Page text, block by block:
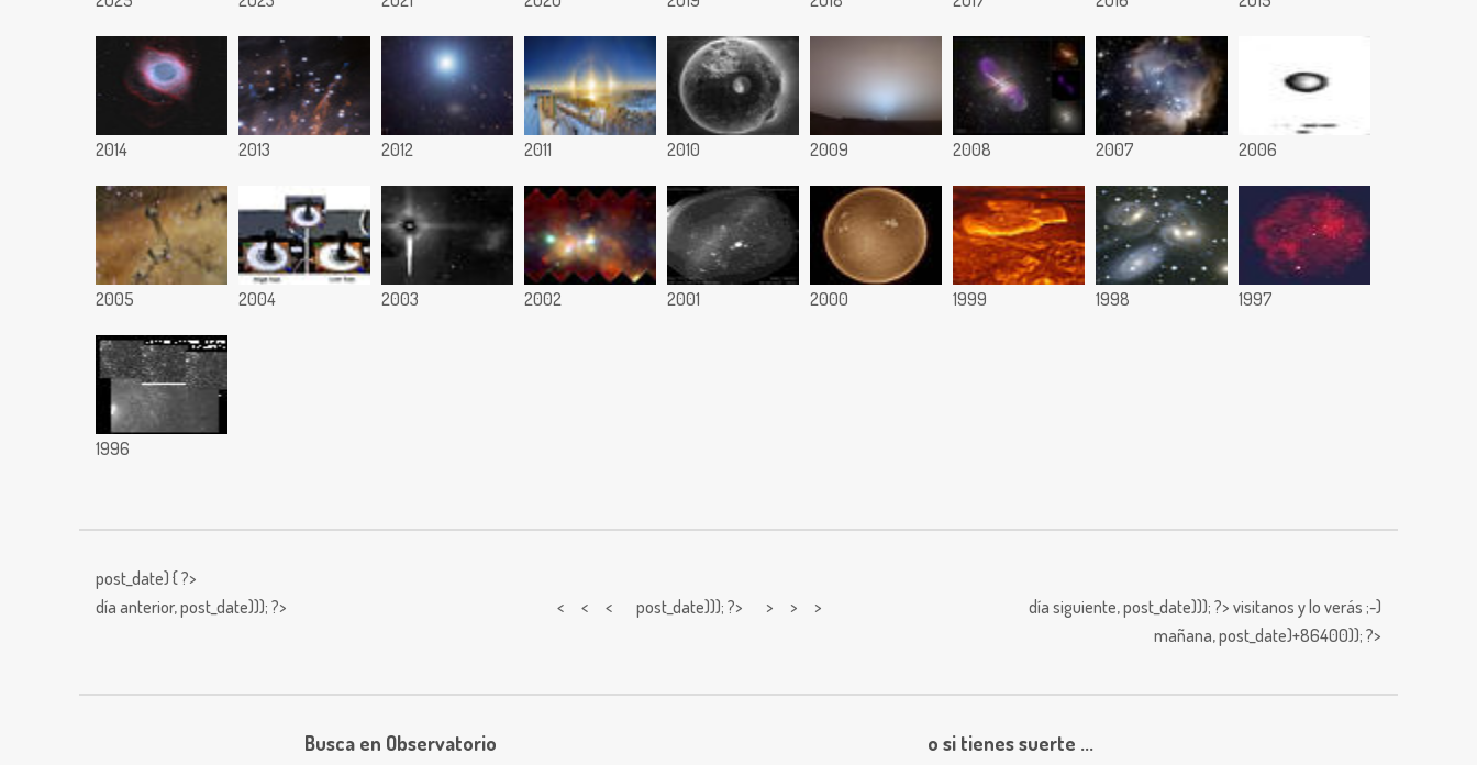
2014 2013 2012 2011 2010 2009 2008 2007 2006
2005 2004 2003 2002 2001 2000 1999 1998 1997
1996
post_date) { ?>
día anterior,post_date))); ?> < < < post_date))); ?> > > > día siguiente,post_date))); ?> visitanos y lo verás ;-)
mañana,post_date)+86400)); ?>
Busca en Observatorio o si tienes suerte ...